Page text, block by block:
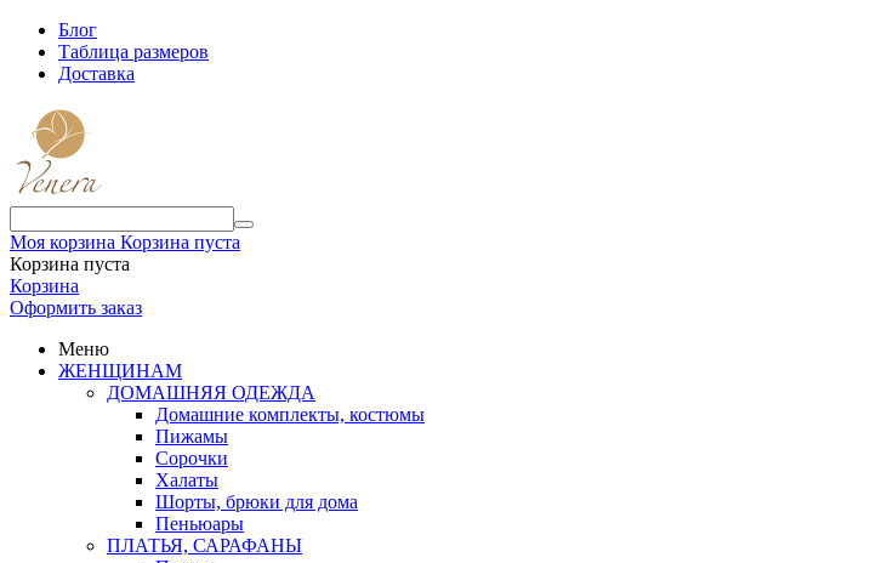
Блог
Таблица размеров
Доставка
Моя корзина Корзина пуста
Корзина пуста
Корзина
Оформить заказ
Меню
ЖЕНЩИНАМ
ДОМАШНЯЯ ОДЕЖДА
Домашние комплекты, костюмы
Пижамы
Сорочки
Халаты
Шорты, брюки для дома
Пеньюары
ПЛАТЬЯ, САРАФАНЫ